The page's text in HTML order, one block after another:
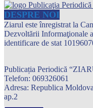
DESPRE NOI
Ziarul este înregistrat la
Dezvoltării Informaţionale
identificare de stat
Publicația Periodică
Telefon: 069326061
Adresa: Republica
ap.2